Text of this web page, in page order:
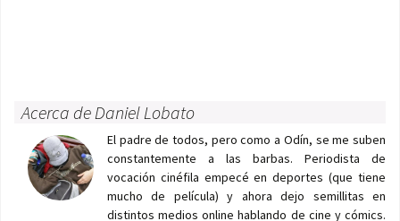
Acerca de Daniel Lobato
El padre de todos, pero como a Odín, se me suben
constantemente a las barbas. Periodista de
vocación cinéfila empecé en deportes (que tiene
mucho de película) y ahora dejo semillitas en
distintos medios online hablando de cine y cómics.